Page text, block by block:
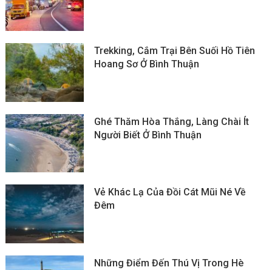
Trekking, Cắm Trại Bên Suối Hồ Tiên
Hoang Sơ Ở Bình Thuận
Ghé Thăm Hòa Thắng, Làng Chài Ít
Người Biết Ở Bình Thuận
Vẻ Khác Lạ Của Đồi Cát Mũi Né Về
Đêm
Những Điểm Đến Thú Vị Trong Hè